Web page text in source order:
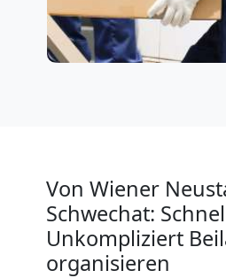
Von Wiener
Schwechat:
Unkompliziert
organisieren